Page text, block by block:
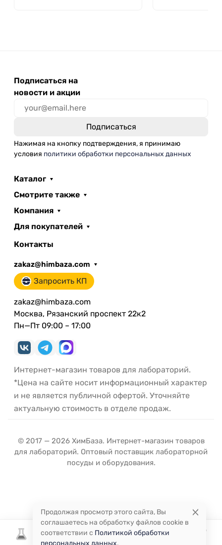
Подписаться на
новости и акции
Нажимая на кнопку подтверждения, я принимаю
условия политики обработки персональных данных
Каталог
Смотрите также
Компания
Для покупателей
Контакты
zakaz@himbaza.com
Запросить КП
zakaz@himbaza.com
Москва, Рязанский проспект 22к2
Пн—Пт 09:00 – 17:00
Интернет-магазин товаров для лабораторий.
*Цена на сайте носит информационный характер
и не является публичной офертой. Уточняйте
актуальную стоимость в отделе продаж.
© 2017 — 2026 ХимБаза. Интернет-магазин товаров
для лабораторий. Оптовый поставщик лабораторной
посуды и оборудования.
Продолжая просмотр этого сайта, Вы
соглашаетесь на обработку файлов cookie в
соответствии с Политикой обработки
персональных данных.